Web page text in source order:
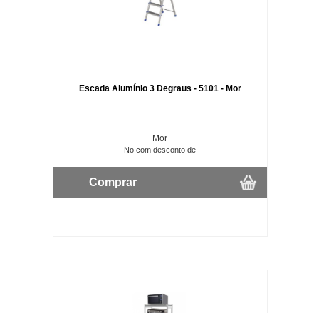
Escada Alumínio 3 Degraus - 5101 - Mor
Mor
No com desconto de
Comprar